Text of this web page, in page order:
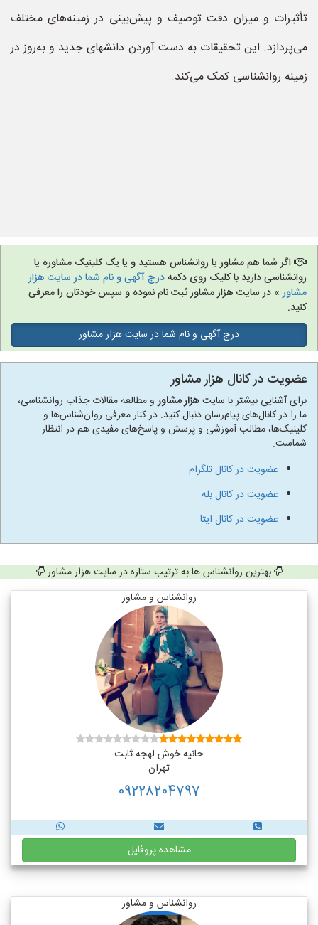
تأثیرات و میزان دقت توصیف و پیش‌بینی در زمینه‌های مختلف
می‌پردازد. این تحقیقات به دست آوردن دانشهای جدید و به‌روز در
زمینه روانشناسی کمک می‌کند.
اگر شما هم مشاور یا روانشناس هستید و یا یک کلینیک مشاوره یا
روانشناسی دارید با کلیک روی دکمهدرج آگهی و نام شما در سایت هزار
مشاور» در سایت هزار مشاور ثبت نام نموده و سپس خودتان را معرفی
کنید.
درج آگهی و نام شما در سایت هزار مشاور
عضویت در کانال هزار مشاور
برای آشنایی بیشتر با سایتهزار مشاورو مطالعه مقالات جذاب روانشناسی،
ما را در کانال‌های پیام‌رسان دنبال کنید. در کنار معرفی روان‌شناس‌ها و
کلینیک‌ها، مطالب آموزشی و پرسش و پاسخ‌های مفیدی هم در انتظار
شماست.
عضویت در کانال تلگرام
عضویت در کانال بله
عضویت در کانال ایتا
بهترین روانشناس ها به ترتیب ستاره در سایت هزار مشاور
روانشناس و مشاور
حانیه خوش لهجه ثابت
تهران
09228204797
مشاهده پروفایل
روانشناس و مشاور